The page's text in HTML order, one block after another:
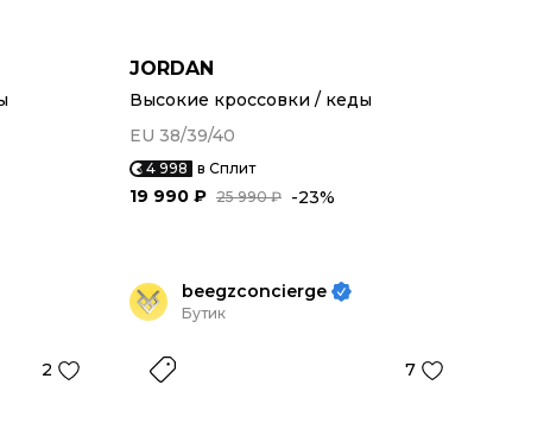
JORDAN
Высокие кроссовки / кеды
EU 38/39/40
4 998 в Сплит
25 990 ₽
19 990 ₽ -23%
2
beegzconcierge
Бутик
7